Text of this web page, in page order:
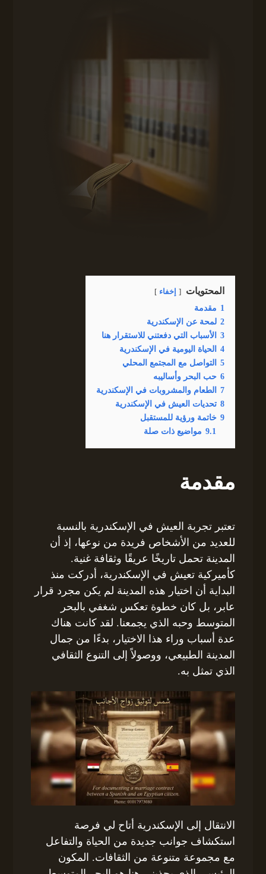
المحتويات إخفاء
1 مقدمة
2 لمحة عن الإسكندرية
3
الأسباب التي دفعتني للاستقرار هنا
4
الحياة اليومية في الإسكندرية
5
التواصل مع المجتمع المحلي
6 حب البحر وأساليبه
7
الطعام والمشروبات في الإسكندرية
8 تحديات العيش في الإسكندرية
9 خاتمة ورؤية للمستقبل
9.1 مواضيع ذات صلة
مقدمة
تعتبر تجربة العيش في الإسكندرية بالنسبة
للعديد من الأشخاص فريدة من نوعها، إذ أن
المدينة تحمل تاريخًا عريقًا وثقافة غنية.
كأميركية تعيش في الإسكندرية، أدركت منذ
البداية أن اختيار هذه المدينة لم يكن مجرد قرار
عابر، بل كان خطوة تعكس شغفي بالبحر
المتوسط وحبه الذي يجمعنا. لقد كانت هناك
عدة أسباب وراء هذا الاختيار، بدءًا من جمال
المدينة الطبيعي، ووصولاً إلى التنوع الثقافي
الذي تمثل به.
الانتقال إلى الإسكندرية أتاح لي فرصة
استكشاف جوانب جديدة من الحياة والتفاعل
مع مجموعة متنوعة من الثقافات. المكون